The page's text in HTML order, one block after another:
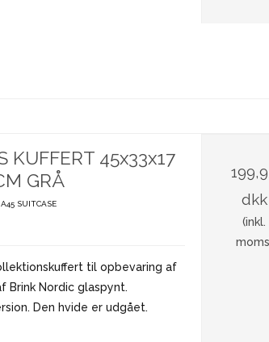
KUFFERT 45x33x17
GRÅ
A45 SUITCASE
til opbevaring af
Brink Nordic glaspynt.
Den hvide er udgået.
dkk
(inkl.